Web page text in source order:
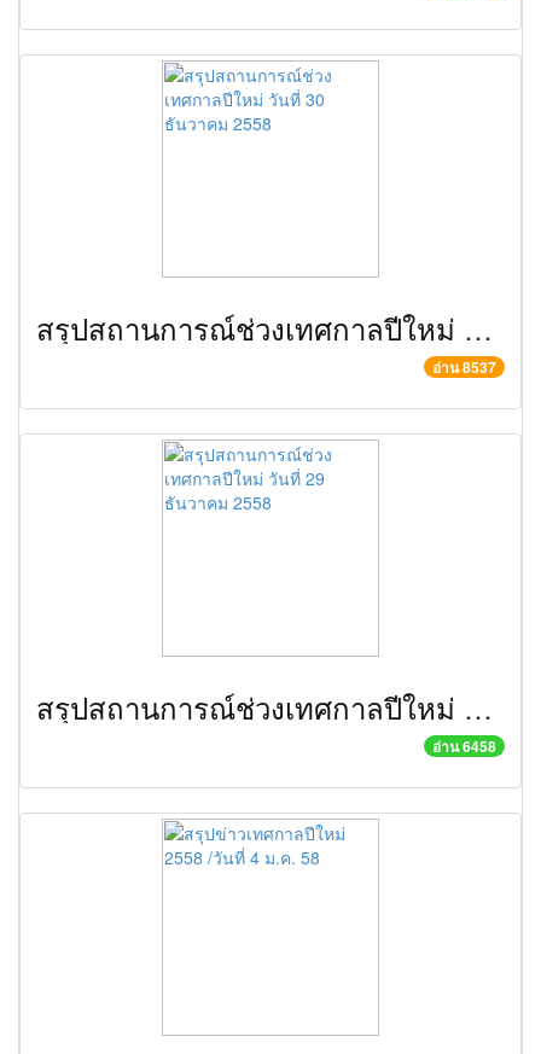
สรุปสถานการณ์ช่วงเทศกาลปีใหม่ วันที่ 30 ธันวาคม 2558
อ่าน 8537
สรุปสถานการณ์ช่วงเทศกาลปีใหม่ วันที่ 29 ธันวาคม 2558
อ่าน 6458